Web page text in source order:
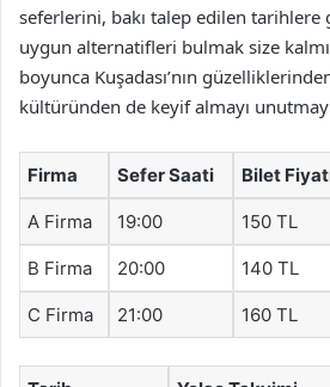
seferlerini, bakı talep edilen tarihlere
uygun alternatifleri bulmak size
boyunca Kuşadası’nın
kültüründen de keyif almayı
Firma Sefer Saati Bilet
A Firma 19:00 150 TL
B Firma 20:00 140 TL
C Firma 21:00 160 TL